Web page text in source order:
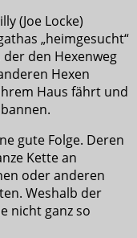
(Joe Locke)
„heimgesucht“
den Hexenweg
Hexen
Haus fährt und
gute Folge. Deren
Kette an
oder anderen
Weshalb der
nicht ganz so